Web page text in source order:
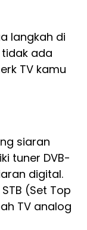
langkah di
ada
TV kamu
siaran
tuner DVB-
digital.
(Set Top
TV analog